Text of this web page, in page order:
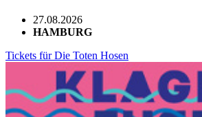
27.08.2026
HAMBURG
Tickets für Die Toten Hosen